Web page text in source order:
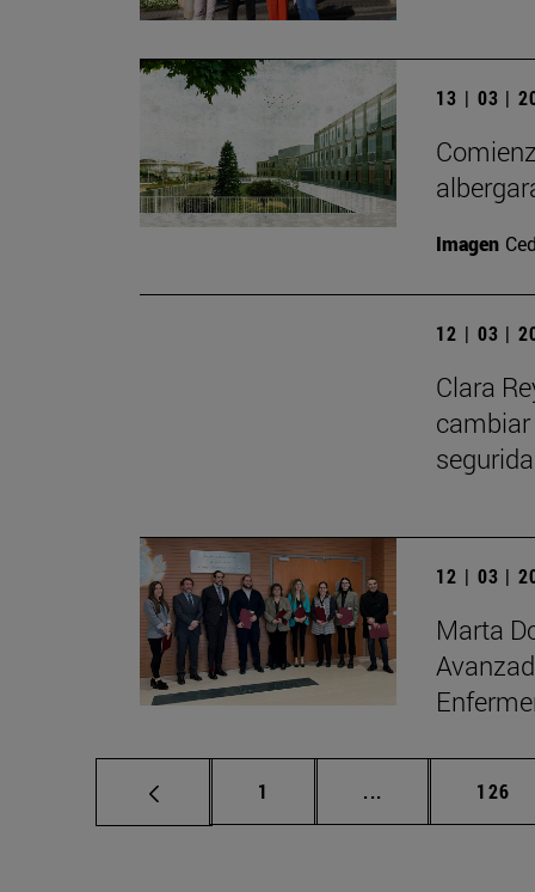
13 | 03 |
Imagen
12 | 03 |
Clara
cambiar
12 | 03 |
Marta
Página
1 ... Páginas 126